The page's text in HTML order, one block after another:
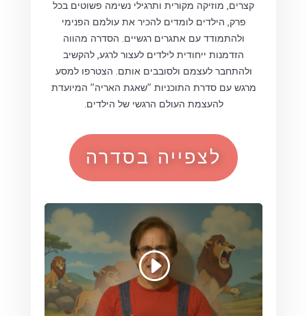
קצרים, מוזיקה מקורית ותרגילי נשימה פשוטים בכל
פרק, הילדים לומדים להכיר את עולמם הפנימי
ולהתמודד עם אתגרים רגשיים. הסדרה מהווה
הזדמנות ייחודית לילדים לעצור לרגע, להקשיב
ולהתחבר לעצמם ולסובבים אותם. הצטרפו למסע
מרגש עם סדרת התוכניות "שאגת האריה" המיועדת
להעצמת העולם הרגשי של הילדים.
לצפייה בסדרה